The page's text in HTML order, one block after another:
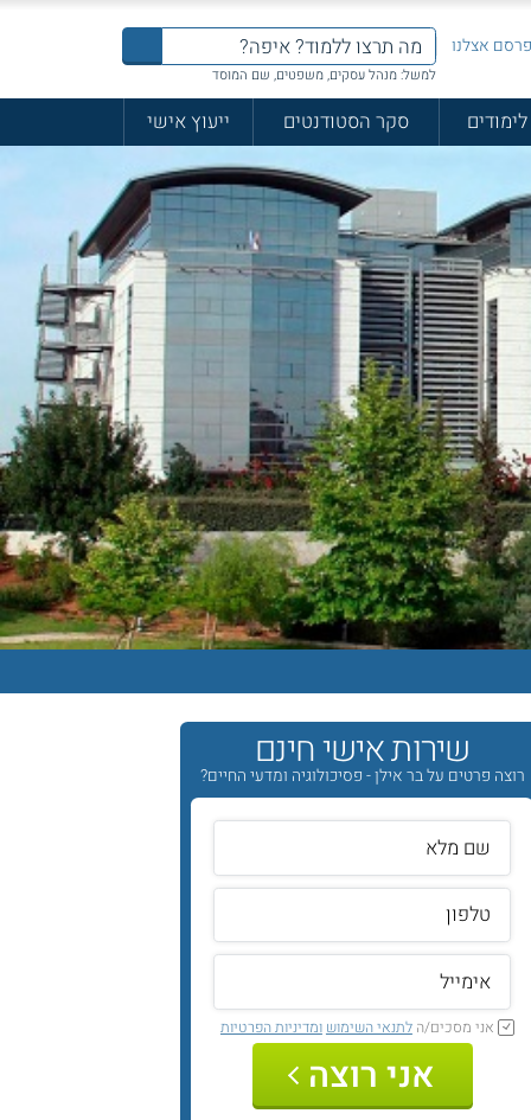
אצלנו
למשל: מנהל עסקים, משפטים, שם המוסד
סקר הסטודנטים ייעוץ אישי
שירות אישי חינם
רוצה פרטים על בר אילן - פסיכולוגיה ומדעי החיים?
אני מסכים/הלתנאי השימוש ומדיניות הפרטיות
אני רוצה